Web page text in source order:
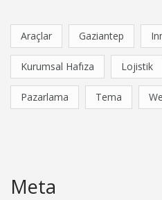
Araçlar Gaziantep
Kurumsal Hafıza Lojistik
Pazarlama Tema
Meta